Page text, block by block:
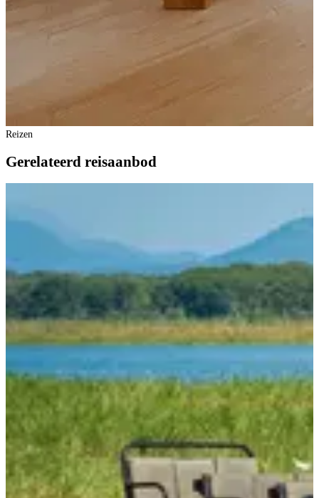
Reizen
Gerelateerd reisaanbod